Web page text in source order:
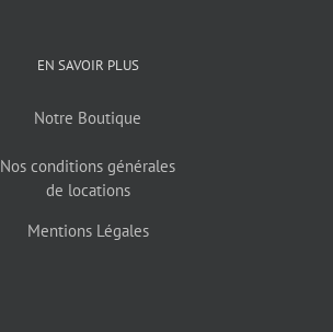
EN SAVOIR PLUS
Notre Boutique
Nos conditions générales
de locations
Mentions Légales